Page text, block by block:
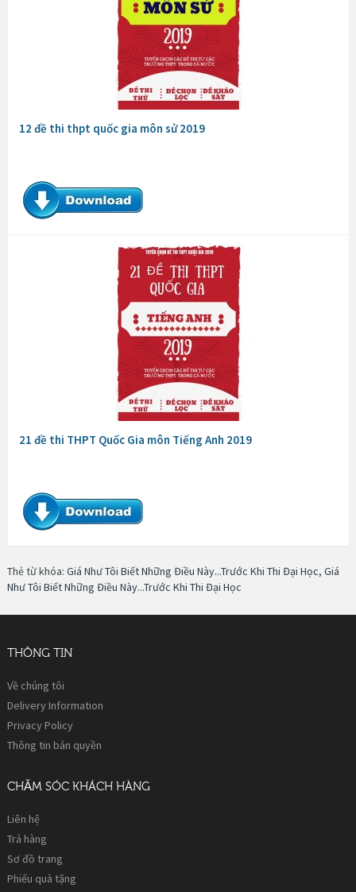
12 đề thi thpt quốc gia môn sử 2019
21 đề thi THPT Quốc Gia môn Tiếng Anh 2019
Thẻ từ khóa: Giá Như Tôi Biết Những Điều Này...Trước Khi Thi Đại Học, Giá
Như Tôi Biết Những Điều Này...Trước Khi Thi Đại Học
THÔNG TIN
Về chúng tôi
Delivery Information
Privacy Policy
Thông tin bản quyền
CHĂM SÓC KHÁCH HÀNG
Liên hệ
Trả hàng
Sơ đồ trang
Phiếu quà tặng